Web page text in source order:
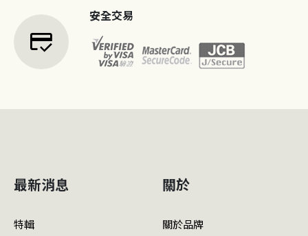
credit_score
安全交易
最新消息
特輯
關於
關於品牌